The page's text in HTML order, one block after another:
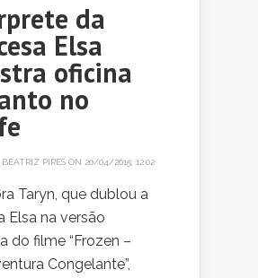
da
Elsa
oficina
no
BEATRIZ PIRES ON 20/04/2015, 12:02
Taryn, que dublou a
Elsa na versão
do filme “Frozen –
Congelante”,